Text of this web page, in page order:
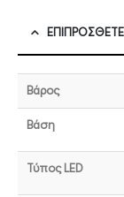
Βάρος
Βάση
Τύπος LED